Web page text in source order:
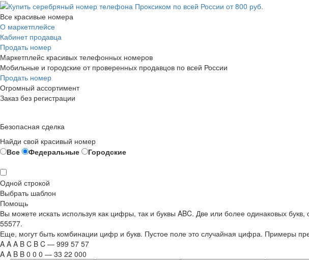
Все красивые номера
О маркетплейсе
Кабинет продавца
Продать номер
Маркетплейс красивых телефонных номеров
Мобильные и городские от проверенных продавцов по всей России
Продать номер
Огромный ассортимент
Заказ без регистрации
Безопасная сделка
Найди свой красивый номер
Все
Федеральные Городские
Одной строкой
Выбрать шаблон
Помощь
Вы можете искать используя как цифры, так и буквы ABC. Две или более одинаковых
55577.
Еще, могут быть комбинации цифр и букв. Пустое поле это случайная цифра. Примеры
A A A B C B C — 999 57 57
A A B B 0 0 0 — 33 22 000